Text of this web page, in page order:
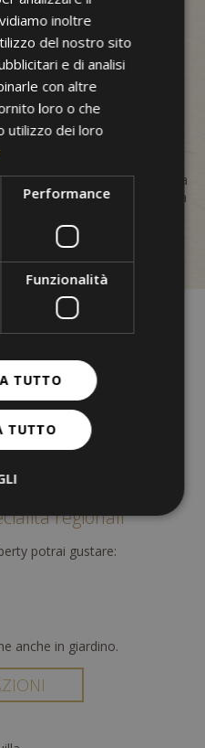
in Alto Adige
hotel 3 stelle è il punto di
e l'Alto Adige. La vicinanza
creano un mix perfetto tra
shopping e relax
regionali
potrai gustare:
anche in giardino.
inoltre
del nostro sito
e di analisi
con altre
loro o che
utilizzo dei loro
Performance
Funzionalità
TUTTO
TUTTO